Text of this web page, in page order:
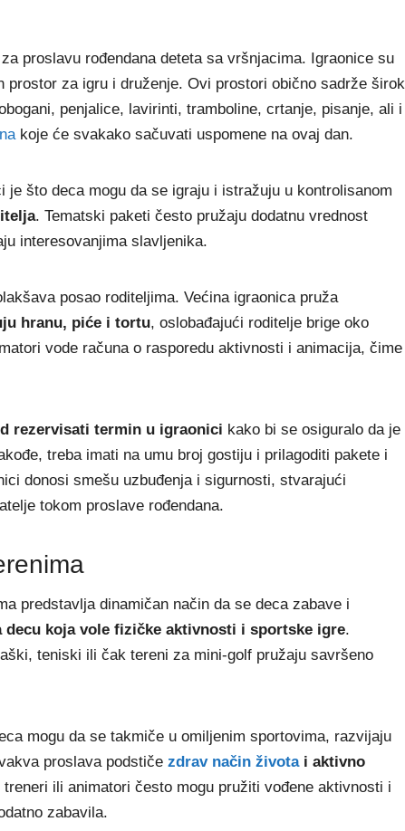
proslavu rođendana deteta sa vršnjacima. Igraonice su
prostor za igru i druženje. Ovi prostori obično sadrže širok
penjalice, lavirinti, tramboline, crtanje, pisanje, ali i
koje će svakako sačuvati uspomene na ovaj dan.
je što deca mogu da se igraju i istražuju u kontrolisanom
. Tematski paketi često pružaju dodatnu vrednost
interesovanjima slavljenika.
posao roditeljima. Većina igraonica pruža
hranu, piće i tortu, oslobađajući roditelje brige oko
vode računa o rasporedu aktivnosti i animacija, čime
rezervisati termin u igraonici kako bi se osiguralo da je
treba imati na umu broj gostiju i prilagoditi pakete i
donosi smešu uzbuđenja i sigurnosti, stvarajući
tokom proslave rođendana.
predstavlja dinamičan način da se deca zabave i
decu koja vole fizičke aktivnosti i sportske igre.
teniski ili čak tereni za mini-golf pružaju savršeno
mogu da se takmiče u omiljenim sportovima, razvijaju
proslava podstiče zdrav način životai aktivno
ili animatori često mogu pružiti vođene aktivnosti i
zabavila.